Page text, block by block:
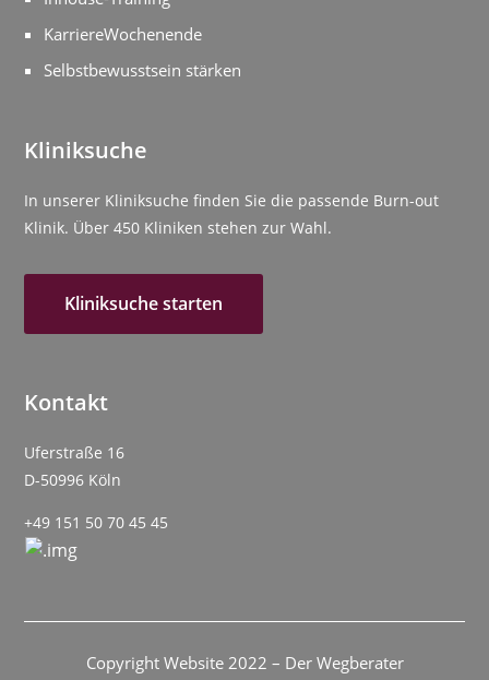
KarriereWochenende
Selbstbewusstsein stärken
Kliniksuche
In unserer Kliniksuche finden Sie die passende Burn-out
Klinik. Über 450 Kliniken stehen zur Wahl.
Kliniksuche starten
Kontakt
Uferstraße 16
D-50996 Köln
+49 151 50 70 45 45
Copyright Website 2022 – Der Wegberater